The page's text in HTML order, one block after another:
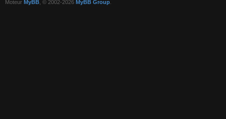
Moteur MyBB , © 2002-2026 MyBB Group